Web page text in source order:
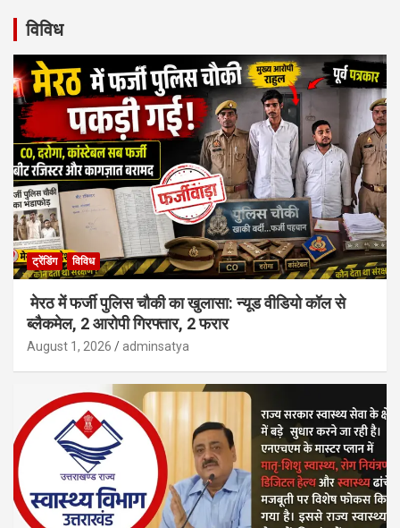
विविध
ट्रेंडिंग विविध
मेरठ में फर्जी पुलिस चौकी का खुलासा: न्यूड वीडियो कॉल से
ब्लैकमेल, 2 आरोपी गिरफ्तार, 2 फरार
August 1, 2026 adminsatya